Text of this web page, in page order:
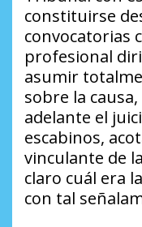
constituirse
convocatorias
profesional
asumir
sobre la
adelante el
escabinos,
vinculante de
claro cuál era
con tal